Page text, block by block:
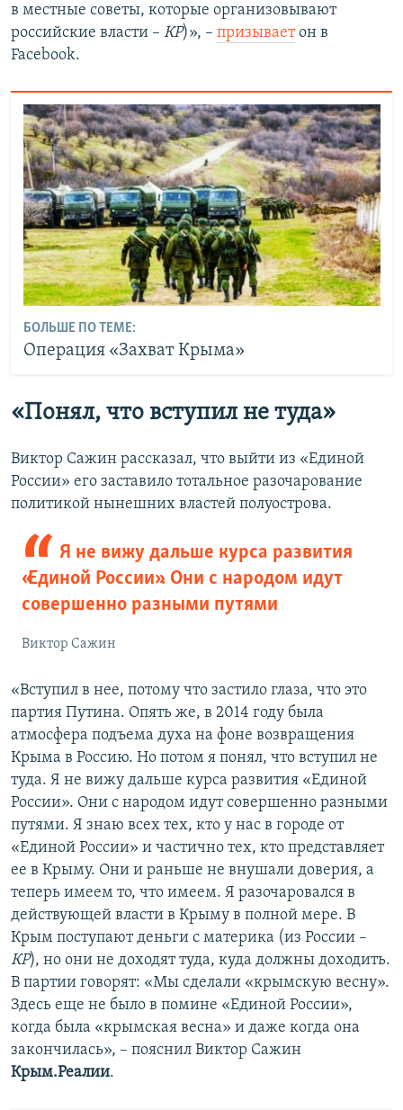
в местные советы, которые организовывают
российские власти – КР)», – призываетон в
Facebook.
БОЛЬШЕ ПО ТЕМЕ:
Операция «Захват Крыма»
«Понял, что вступил не туда»
Виктор Сажин рассказал, что выйти из «Единой
России» его заставило тотальное разочарование
политикой нынешних властей полуострова.
Я не вижу дальше курса развития
«Единой России». Они с народом идут
совершенно разными путями
Виктор Сажин
«Вступил в нее, потому что застило глаза, что это
партия Путина. Опять же, в 2014 году была
атмосфера подъема духа на фоне возвращения
Крыма в Россию. Но потом я понял, что вступил не
туда. Я не вижу дальше курса развития «Единой
России». Они с народом идут совершенно разными
путями. Я знаю всех тех, кто у нас в городе от
«Единой России» и частично тех, кто представляет
ее в Крыму. Они и раньше не внушали доверия, а
теперь имеем то, что имеем. Я разочаровался в
действующей власти в Крыму в полной мере. В
Крым поступают деньги с материка (из России –
КР), но они не доходят туда, куда должны доходить.
В партии говорят: «Мы сделали «крымскую весну».
Здесь еще не было в помине «Единой России»,
когда была «крымская весна» и даже когда она
закончилась», – пояснил Виктор Сажин
Крым.Реалии.